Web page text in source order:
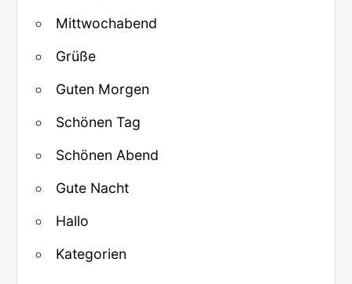
Mittwochabend
Grüße
Guten Morgen
Schönen Tag
Schönen Abend
Gute Nacht
Hallo
Kategorien